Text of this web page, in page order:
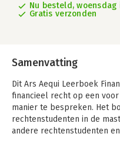
Nu besteld, woensdag
Gratis verzonden
Samenvatting
Dit Ars Aequi Leerboek
financieel recht op een
manier te bespreken. Het
rechtenstudenten in de
andere rechtenstudenten